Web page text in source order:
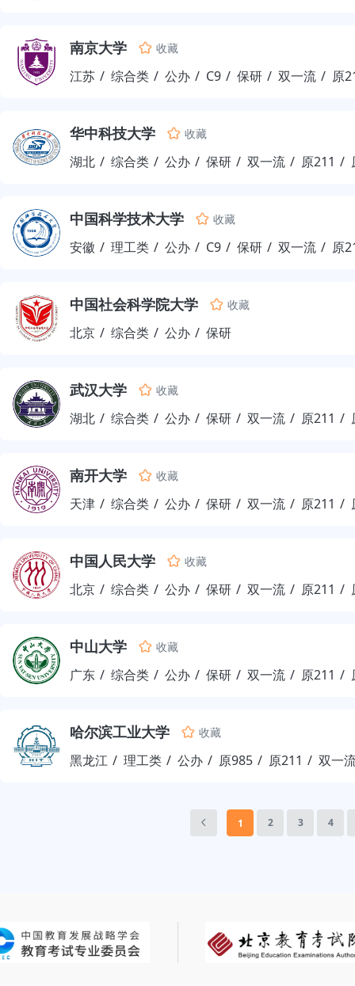
南京大学 收藏
江苏 综合类 公办 C9 保研 双一流 原
华中科技大学 收藏
湖北 综合类 公办 保研 双一流 原211
中国科学技术大学 收藏
安徽 理工类 公办 C9 保研 双一流 原
中国社会科学院大学 收藏
北京 综合类 公办 保研
武汉大学 收藏
湖北 综合类 公办 保研 双一流 原211
南开大学 收藏
天津 综合类 公办 保研 双一流 原211
中国人民大学 收藏
北京 综合类 公办 保研 双一流 原211
中山大学 收藏
广东 综合类 公办 保研 双一流 原211
哈尔滨工业大学 收藏
黑龙江 理工类 公办 原985 原211 双一
1 2 3 4